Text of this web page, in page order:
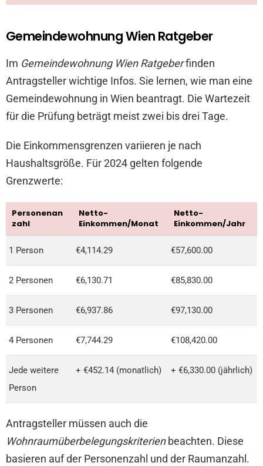
Gemeindewohnung Wien Ratgeber
Im Gemeindewohnung Wien Ratgeberfinden
Antragsteller wichtige Infos. Sie lernen, wie man eine
Gemeindewohnung in Wien beantragt. Die Wartezeit
für die Prüfung beträgt meist zwei bis drei Tage.
Die Einkommensgrenzen variieren je nach
Haushaltsgröße. Für 2024 gelten folgende
Grenzwerte:
Personenan
zahl
Netto-
Einkommen/Monat
Netto-
Einkommen/Jahr
1 Person €4,114.29 €57,600.00
2 Personen €6,130.71 €85,830.00
3 Personen €6,937.86 €97,130.00
4 Personen €7,744.29 €108,420.00
Jede weitere
Person
+ €452.14 (monatlich) + €6,330.00 (jährlich)
Antragsteller müssen auch die
Wohnraumüberbelegungskriterienbeachten. Diese
basieren auf der Personenzahl und der Raumanzahl.